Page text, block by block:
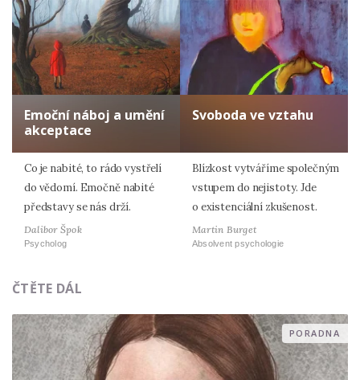
Emoční náboj a umění
akceptace
Co je nabité, to rádo vystřelí
do vědomí. Emočně nabité
představy se nás drží.
Dalibor Špok
Psycholog
Svoboda ve vztahu
Blízkost vytváříme společným
vstupem do nejistoty. Jde
o existenciální zkušenost.
Martin Burget
Absolvent psychologie
ČTĚTE DÁL
PORADNA